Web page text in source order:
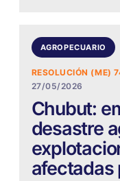
AGROPECUARIO
RESOLUCIÓN (ME)
27/05/2026
Chubut:
desastre
afectadas